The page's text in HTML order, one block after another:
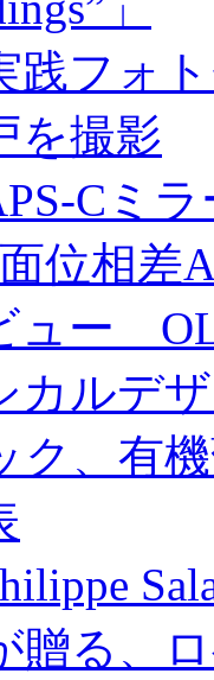
践フォ
を撮影
Cミ
面位相
ュー
カルデ
ク、有
贈る、